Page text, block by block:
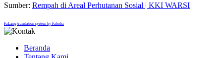
Sumber: Rempah di Areal Perhutanan Sosial | KKI WARSI
FaLang translation system by Faboba
Beranda